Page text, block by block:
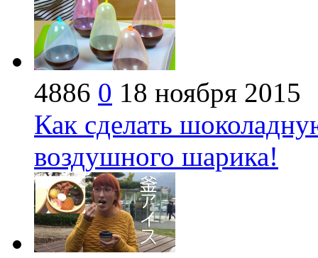
4886 0 18 ноября 2015
Как сделать
воздушного шарика!